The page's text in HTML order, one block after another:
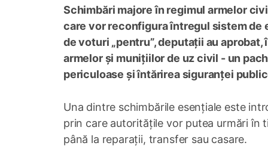
Schimbări majore în regimul armelor
care vor reconfigura întregul sistem de
de voturi „pentru”, deputații au
armelor și munițiilor de uz civil - un
periculoase și întărirea siguranței
Una dintre schimbările esențiale este
prin care autoritățile vor putea urmări în
până la reparații, transfer sau casare.